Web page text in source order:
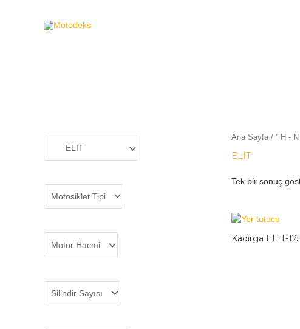
Ana Sayfa /'' H -
ELIT
Tek bir sonuç
Kadırga ELIT-